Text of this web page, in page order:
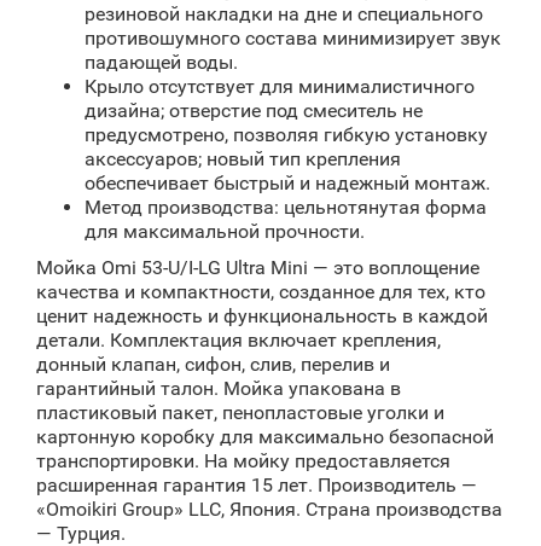
резиновой накладки на дне и специального
противошумного состава минимизирует звук
падающей воды.
Крыло отсутствует для минималистичного
дизайна; отверстие под смеситель не
предусмотрено, позволяя гибкую установку
аксессуаров; новый тип крепления
обеспечивает быстрый и надежный монтаж.
Метод производства: цельнотянутая форма
для максимальной прочности.
Мойка Omi 53-U/I-LG Ultra Mini — это воплощение
качества и компактности, созданное для тех, кто
ценит надежность и функциональность в каждой
детали. Комплектация включает крепления,
донный клапан, сифон, слив, перелив и
гарантийный талон. Мойка упакована в
пластиковый пакет, пенопластовые уголки и
картонную коробку для максимально безопасной
транспортировки. На мойку предоставляется
расширенная гарантия 15 лет. Производитель —
«Omoikiri Group» LLC, Япония. Страна производства
— Турция.